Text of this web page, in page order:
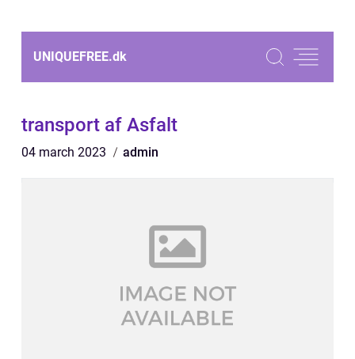
UNIQUEFREE.dk
transport af Asfalt
04 march 2023 admin